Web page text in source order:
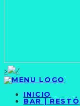
>
INICIO
BAR | RESTÓ